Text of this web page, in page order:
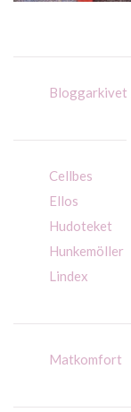
Bloggarkivet
Cellbes
Ellos
Hudoteket
Hunkemöller
Lindex
Matkomfort